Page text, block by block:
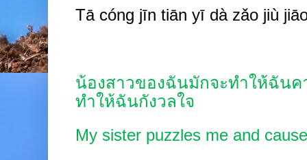
Tā cóng jīn tiān yī dà zǎo jiù
น้องสาวของฉันมักจะทำให้ฉันค
ทำให้ฉันกังวลใจ
My sister puzzles me and